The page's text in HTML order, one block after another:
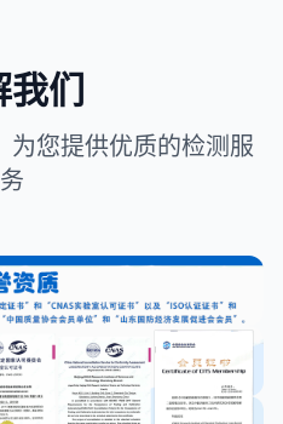
我们
为您提供优质的检测服
务